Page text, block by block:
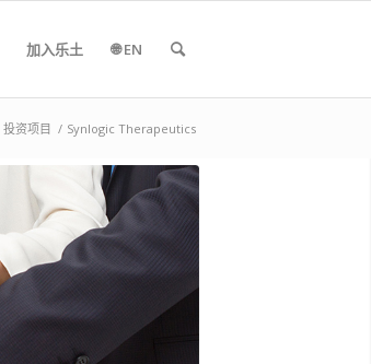
加入乐土 🌐 EN
投资项目 / Synlogic Therapeutics